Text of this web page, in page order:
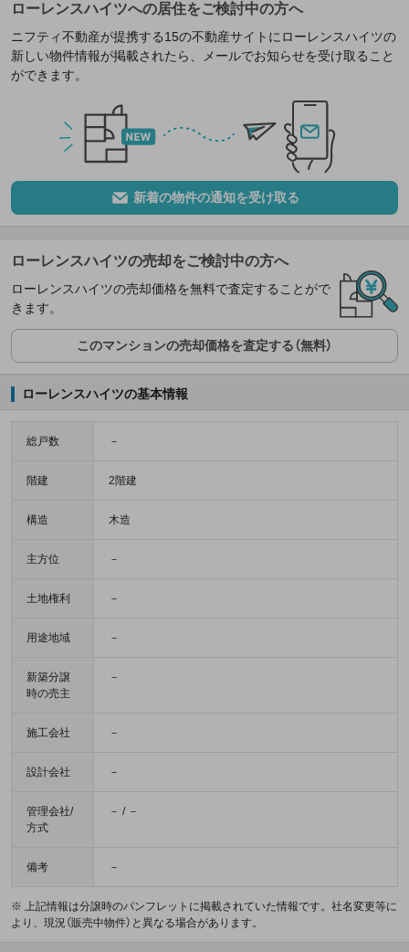
ローレンスハイツへの居住をご検討中の方へ
ニフティ不動産が提携する15の不動産サイトにローレンスハイツの
新しい物件情報が掲載されたら、メールでお知らせを受け取ること
ができます。
新着の物件の通知を受け取る
ローレンスハイツの売却をご検討中の方へ
ローレンスハイツの売却価格を無料で査定することがで
きます。
このマンションの売却価格を査定する（無料）
ローレンスハイツの基本情報
総戸数 －
階建 2階建
構造 木造
主方位 －
土地権利 －
用途地域 －
新築分譲
時の売主
－
施工会社 －
設計会社 －
管理会社/
方式
－ / －
備考 －
※ 上記情報は分譲時のパンフレットに掲載されていた情報です。社名変更等に
より、現況（販売中物件）と異なる場合があります。